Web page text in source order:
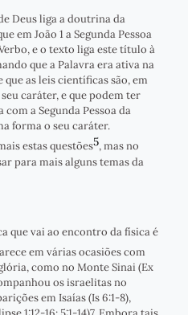
Deus liga a doutrina da
em João 1 a Segunda Pessoa
e o texto liga este título à
que a Palavra era ativa na
que as leis científicas são, em
caráter, e que podem ter
a Segunda Pessoa da
forma o seu caráter.
estas questões5, mas no
para mais alguns temas da
que vai ao encontro da física é
em várias ocasiões com
como no Monte Sinai (Ex
os israelitas no
em Isaías (Is 6:1-8),